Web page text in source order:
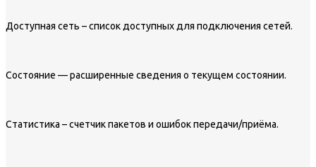
Доступная сеть – список доступных для подключения сетей.
Состояние — расширенные сведения о текущем состоянии.
Статистика – счетчик пакетов и ошибок передачи/приёма.